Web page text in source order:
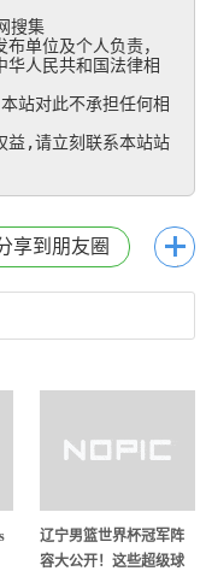
集
单位及个人负责，
人民共和国法律相
站对此不承担任何相
益,请立刻联系本站站
享到朋友圈
辽宁男篮世界杯冠军阵
容大公开！这些超级球